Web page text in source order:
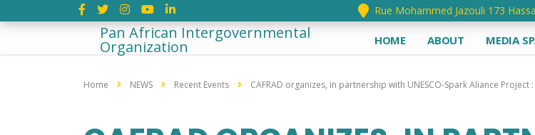
Rue Mohammed Jazouli 173
Pan African Intergovernmental
Organization HOME ABOUT MEDIA
Home NEWS Recent Events CAFRAD organizes, in partnership with UNESCO-Spark Aliance